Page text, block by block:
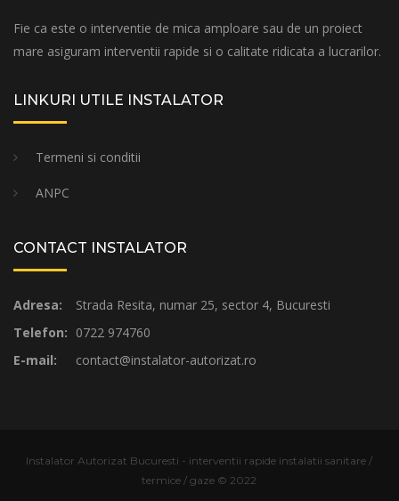
Fie ca este o interventie de mica amploare sau de un proiect
mare asiguram interventii rapide si o calitate ridicata a lucrarilor.
LINKURI UTILE INSTALATOR
Termeni si conditii
ANPC
CONTACT INSTALATOR
Adresa:
Strada Resita, numar 25, sector 4, Bucuresti
Telefon: 0722 974760
E-mail:
contact@instalator-autorizat.ro
Instalator Autorizat Bucuresti - interventii rapide instalatii sanitare /
termice / gaze © 2022